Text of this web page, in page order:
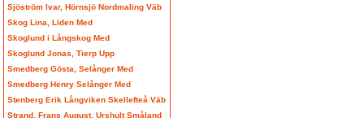
Sjöström Ivar, Hörnsjö Nordmaling Väb
Skog Lina, Liden Med
Skoglund i Långskog Med
Skoglund Jonas, Tierp Upp
Smedberg Gösta, Selånger Med
Smedberg Henry Selånger Med
Stenberg Erik Långviken Skellefteå Väb
Strand, Frans August, Urshult Småland